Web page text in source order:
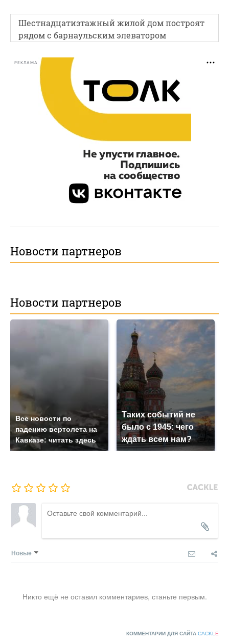
Шестнадцатиэтажный жилой дом построят
рядом с барнаульским элеватором
РЕКЛАМА
Новости партнеров
Новости партнеров
Все новости по
падению вертолета на
Кавказе: читать здесь
Таких событий не
было с 1945: чего
ждать всем нам?
Новые
Никто ещё не оставил комментариев, станьте первым.
КОММЕНТАРИИ ДЛЯ САЙТА CACKL E